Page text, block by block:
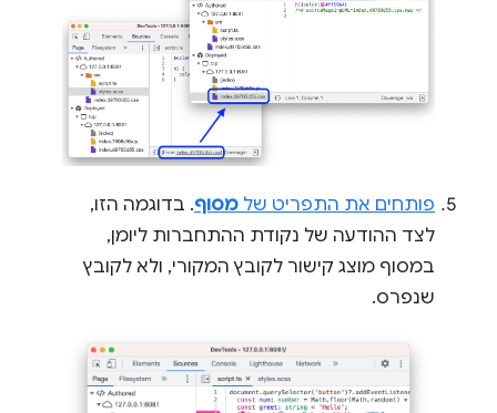
פותחים את התפריט של מסוף. בדוגמה הזו,
לצד ההודעה של נקודת ההתחברות ליומן,
במסוף מוצג קישור לקובץ המקורי, ולא לקובץ
שנפרס.